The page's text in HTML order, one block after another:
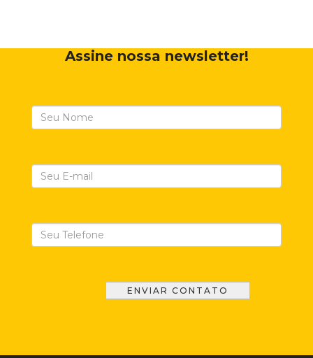
Assine nossa newsletter!